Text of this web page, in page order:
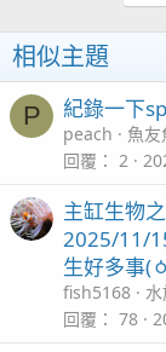
2025/1/1
相似主題
P 紀錄一下
peach
魚
回覆
2
主缸生物
2025/11/
生好多事(⁠
fish5168
回覆
78